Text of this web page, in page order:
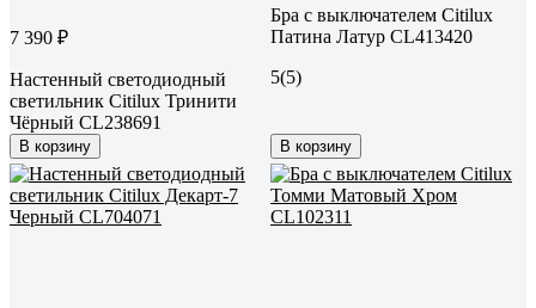
7 390 ₽
Настенный светодиодный
светильник Citilux Тринити
Чёрный CL238691
В корзину
Бра с выключателем Citilux
Патина Латур CL413420
5(5)
В корзину